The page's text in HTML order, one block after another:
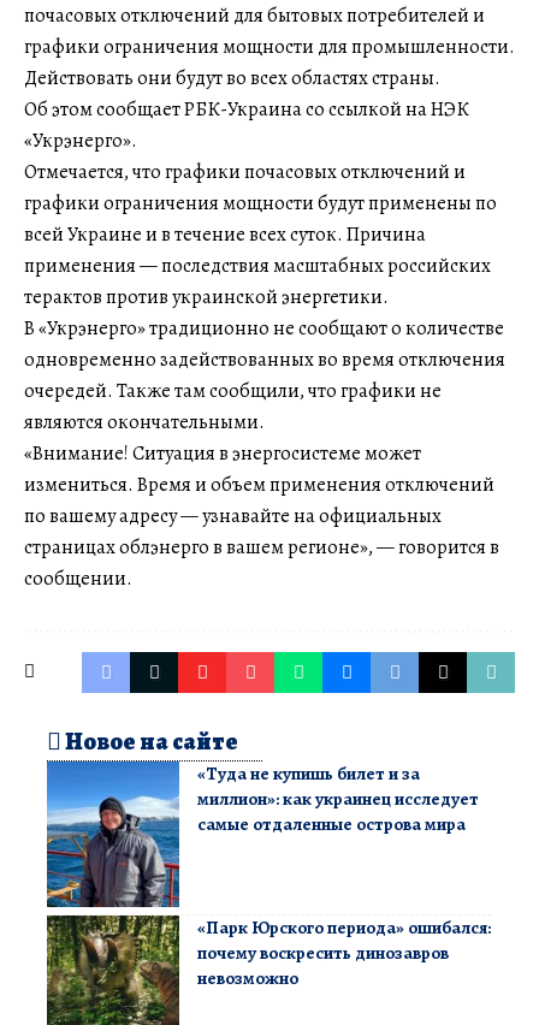
почасовых отключений для бытовых потребителей и
графики ограничения мощности для промышленности.
Действовать они будут во всех областях страны.
Об этом сообщает РБК-Украина со ссылкой на НЭК
«Укрэнерго».
Отмечается, что графики почасовых отключений и
графики ограничения мощности будут применены по
всей Украине и в течение всех суток. Причина
применения — последствия масштабных российских
терактов против украинской энергетики.
В «Укрэнерго» традиционно не сообщают о количестве
одновременно задействованных во время отключения
очередей. Также там сообщили, что графики не
являются окончательными.
«Внимание! Ситуация в энергосистеме может
измениться. Время и объем применения отключений
по вашему адресу — узнавайте на официальных
страницах облэнерго в вашем регионе», — говорится в
сообщении.
Новое на сайте
«Туда не купишь билет и за
миллион»: как украинец исследует
самые отдаленные острова мира
«Парк Юрского периода» ошибался:
почему воскресить динозавров
невозможно